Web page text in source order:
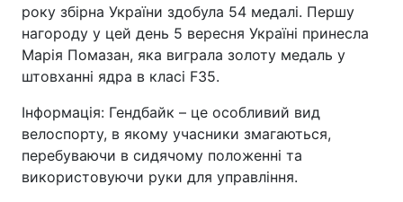
року збірна України здобула 54 медалі. Першу
нагороду у цей день 5 вересня Україні принесла
Марія Помазан, яка виграла золоту медаль у
штовханні ядра в класі F35.
Інформація: Гендбайк – це особливий вид
велоспорту, в якому учасники змагаються,
перебуваючи в сидячому положенні та
використовуючи руки для управління.